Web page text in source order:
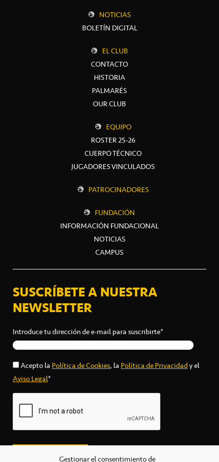
Gestionar el consentimiento de
NOTICIAS
BOLETÍN DIGITAL
EL CLUB
CONTACTO
HISTORIA
PALMARÉS
OUR CLUB
EQUIPO
ROSTER 25-26
CUERPO TÉCNICO
JUGADORES VINCULADOS
PATROCINADORES
FUNDACIÓN
INFORMACIÓN FUNDACIONAL
NOTICIAS
CAMPUS
SUSCRÍBETE A NUESTRA
NEWSLETTER
Introduce tu dirección de e-mail para suscribirte*
Acepto laPolítica de Cookies, laPolítica de Privacidady el
Aviso Legal*